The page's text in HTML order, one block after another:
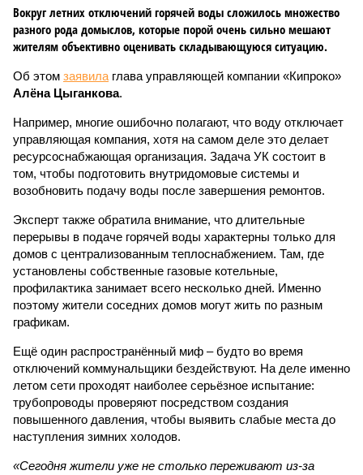
Вокруг летних отключений горячей воды сложилось множество
разного рода домыслов, которые порой очень сильно мешают
жителям объективно оценивать складывающуюся ситуацию.
Об этом заявила глава управляющей компании «Кипроко»
Алёна Цыганкова.
Например, многие ошибочно полагают, что воду отключает
управляющая компания, хотя на самом деле это делает
ресурсоснабжающая организация. Задача УК состоит в
том, чтобы подготовить внутридомовые системы и
возобновить подачу воды после завершения ремонтов.
Эксперт также обратила внимание, что длительные
перерывы в подаче горячей воды характерны только для
домов с централизованным теплоснабжением. Там, где
установлены собственные газовые котельные,
профилактика занимает всего несколько дней. Именно
поэтому жители соседних домов могут жить по разным
графикам.
Ещё один распространённый миф – будто во время
отключений коммунальщики бездействуют. На деле именно
летом сети проходят наиболее серьёзное испытание:
трубопроводы проверяют посредством создания
повышенного давления, чтобы выявить слабые места до
наступления зимних холодов.
«Сегодня жители уже не столько переживают из-за